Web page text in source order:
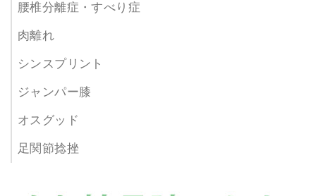
腰椎分離症・すべり症
肉離れ
シンスプリント
ジャンパー膝
オスグッド
足関節捻挫